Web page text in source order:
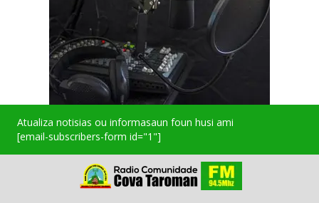
Atualiza notisias ou informasaun foun husi ami
[email-subscribers-form id="1"]